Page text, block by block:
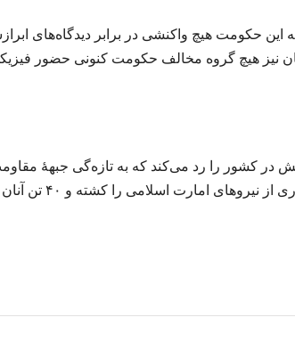
این حکومت هیچ واکنشی در برابر دیدگاه‌های
نیز هیچ‌ گروه مخالف حکومت کنونی حضور
کشور را رد می‌کند که به تازه‌گی جبهۀ
ملی به رهبری احمد مسعود ادعا کرده که در نتیجۀ درگیری در پنجشیر شماری از نیروهای